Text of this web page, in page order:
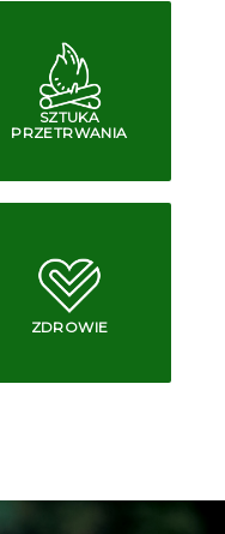
SZTUKA
PRZETRWANIA
ZDROWIE